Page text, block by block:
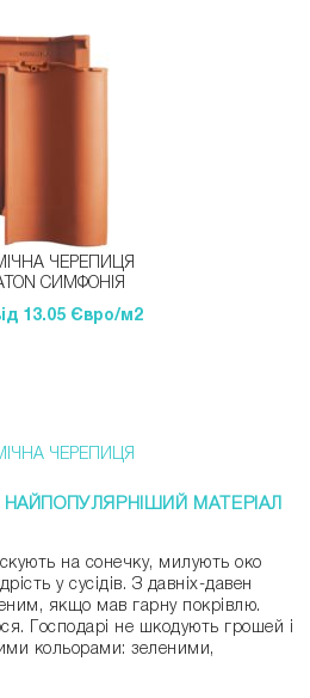
ЧЕРЕПИЦЯ
СИМФОНІЯ
13.05 Євро/м2
ЧЕРЕПИЦЯ
МАТЕРІАЛ
на сонечку, милують око
у сусідів. З давніх-давен
якщо мав гарну покрівлю.
Господарі не шкодують грошей і
кольорами: зеленими,